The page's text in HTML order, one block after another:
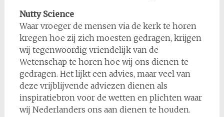
Nutty Science
Waar vroeger de mensen via de kerk te horen
kregen hoe zij zich moesten gedragen, krijgen
wij tegenwoordig vriendelijk van de
Wetenschap te horen hoe wij ons dienen te
gedragen. Het lijkt een advies, maar veel van
deze vrijblijvende adviezen dienen als
inspiratiebron voor de wetten en plichten waar
wij Nederlanders ons aan dienen te houden.